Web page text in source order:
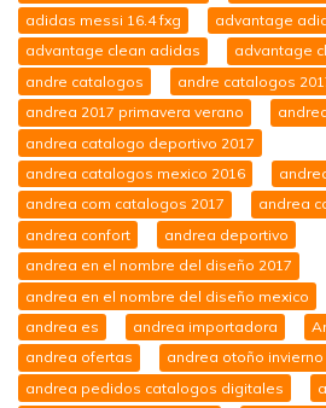
adidas messi 16.4 fxg
advantage
advantage clean adidas
advantage
andre catalogos
andre catalogos
andrea 2017 primavera verano
andrea catalogo deportivo 2017
andrea catalogos mexico 2016
andrea com catalogos 2017
andrea
andrea confort
andrea deportivo
andrea en el nombre del diseño 2017
andrea en el nombre del diseño mexico
andrea es
andrea importadora
andrea ofertas
andrea otoño invierno
andrea pedidos catalogos digitales